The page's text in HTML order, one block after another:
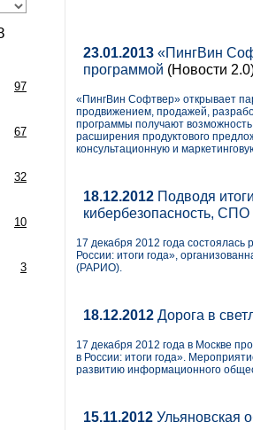
97
67
32
10
3
23.01.2013 «ПингВин
программой (Новости
«ПингВин Софтвер» открывает
продвижением, продажей,
программы получают
расширения продуктового
консультационную и
18.12.2012 Подводя
кибербезопасность, СПО
17 декабря 2012 года
России: итоги года»,
(РАРИО).
18.12.2012 Дорога в
17 декабря 2012 года в Москве
в России: итоги года».
развитию информационного
15.11.2012 Ульяновская